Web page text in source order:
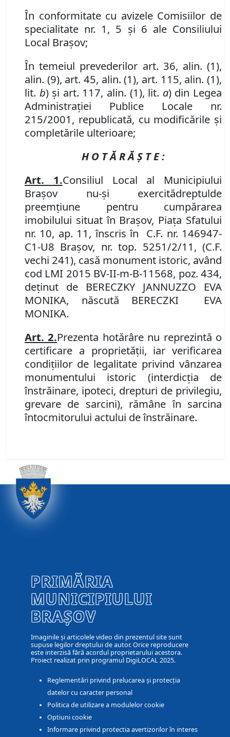
În conformitate cu avizele Comisiilor de
specialitate nr. 1, 5 și 6 ale Consiliului
Local Brașov;
În temeiul prevederilor art. 36, alin. (1),
alin. (9), art. 45, alin. (1), art. 115, alin. (1),
lit. b) şi art. 117, alin. (1), lit. a) din Legea
Administraţiei Publice Locale nr.
215/2001, republicată, cu modificările și
completările ulterioare;
H O T Ă R Ă Ş T E :
Art. 1.Consiliul Local al Municipiului
Braşov nu-şi exercitădreptulde
preemţiune pentru cumpărarea
imobilului situat în Braşov, Piaţa Sfatului
nr. 10, ap. 11, înscris în C.F. nr. 146947-
C1-U8 Braşov, nr. top. 5251/2/11, (C.F.
vechi 241), casă monument istoric, având
cod LMI 2015 BV-II-m-B-11568, poz. 434,
deţinut de BERECZKY JANNUZZO EVA
MONIKA, născută BERECZKI EVA
MONIKA.
Art. 2.Prezenta hotărâre nu reprezintă o
certificare a proprietăţii, iar verificarea
condiţiilor de legalitate privind vânzarea
monumentului istoric (interdicţia de
înstrăinare, ipoteci, drepturi de privilegiu,
grevare de sarcini), rămâne în sarcina
întocmitorului actului de înstrăinare.
PRIMĂRIA
MUNICIPIULUI
BRAȘOV
Imaginile și articolele video din prezentul site sunt
supuse legilor dreptului de autor. Orice reproducere
este interzisă fără acordul proprietarului acestora.
Proiect realizat prin programul DigiLOCAL 2025.
Reglementări privind prelucarea și protecția
datelor cu caracter personal
Politica de utilizare a modulelor cookie
Optiuni cookie
Informare privind protectia avertizorilor în interes